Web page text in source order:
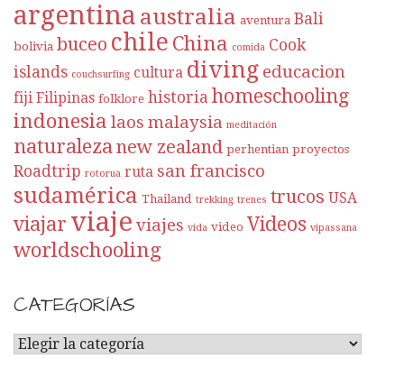
argentina australia aventura Bali
bolivia buceo chile China comida Cook
islands couchsurfing cultura diving educacion
fiji Filipinas folklore historia homeschooling
indonesia laos malaysia meditación
naturalezanew zealand perhentian proyectos
Roadtrip rotorua ruta san francisco
sudamérica Thailand trekking trenes trucos USA
viajar viaje viajes vida video Videos vipassana
worldschooling
CATEGORÍAS
C